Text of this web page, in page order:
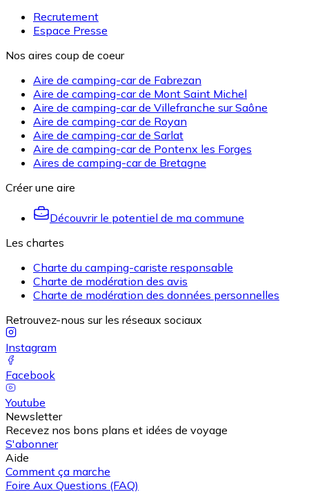
Recrutement
Espace Presse
Nos aires coup de coeur
Aire de camping-car de Fabrezan
Aire de camping-car de Mont Saint Michel
Aire de camping-car de Villefranche sur Saône
Aire de camping-car de Royan
Aire de camping-car de Sarlat
Aire de camping-car de Pontenx les Forges
Aires de camping-car de Bretagne
Créer une aire
Découvrir le potentiel de ma commune
Les chartes
Charte du camping-cariste responsable
Charte de modération des avis
Charte de modération des données personnelles
Retrouvez-nous sur les réseaux sociaux
Instagram
Facebook
Youtube
Newsletter
Recevez nos bons plans et idées de voyage
S'abonner
Aide
Comment ça marche
Foire Aux Questions (FAQ)